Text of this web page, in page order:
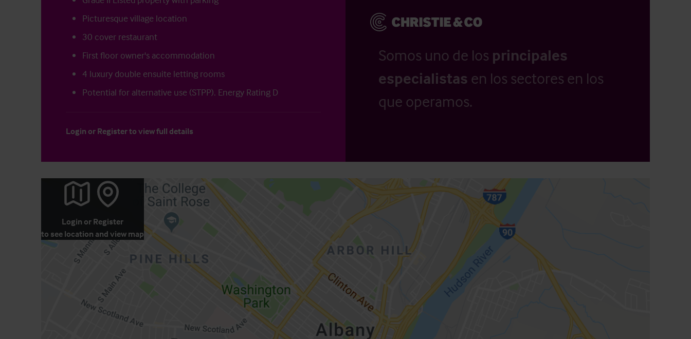
Picturesque village location
30 cover restaurant
First floor owner's accommodation
4 luxury double ensuite letting rooms
Potential for alternative use (STPP). Energy Rating D
Login or Registerto view full details
Somos uno de los principales
especialistas en los sectores en los
que operamos.
Login or Register
to see location and view map